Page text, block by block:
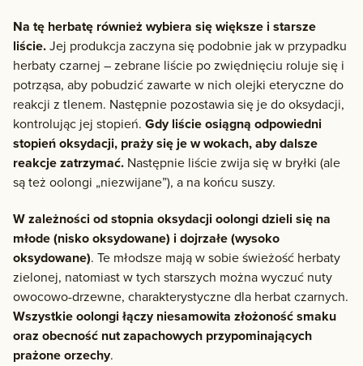
Na tę herbatę również wybiera się większe i starsze
liście.Jej produkcja zaczyna się podobnie jak w przypadku
herbaty czarnej – zebrane liście po zwiędnięciu roluje się i
potrząsa, aby pobudzić zawarte w nich olejki eteryczne do
reakcji z tlenem. Następnie pozostawia się je do oksydacji,
kontrolując jej stopień. Gdy liście osiągną odpowiedni
stopień oksydacji, praży się je w wokach, aby dalsze
reakcje zatrzymać. Następnie liście zwija się w bryłki (ale
są też oolongi „niezwijane”), a na końcu suszy.
W zależności od stopnia oksydacji oolongi dzieli się na
młode (nisko oksydowane) i dojrzałe (wysoko
oksydowane). Te młodsze mają w sobie świeżość herbaty
zielonej, natomiast w tych starszych można wyczuć nuty
owocowo-drzewne, charakterystyczne dla herbat czarnych.
Wszystkie oolongi łączy niesamowita złożoność smaku
oraz obecność nut zapachowych przypominających
prażone orzechy.